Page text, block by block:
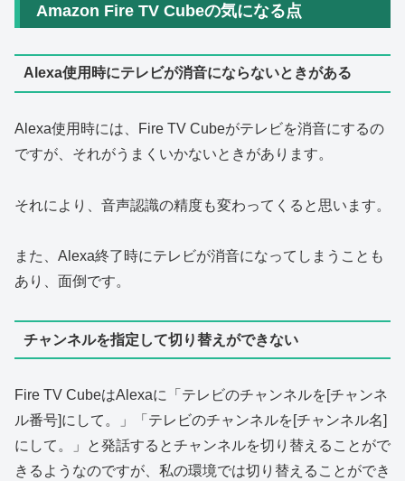
Amazon Fire TV Cubeの気になる点
Alexa使用時にテレビが消音にならないときがある
Alexa使用時には、Fire TV Cubeがテレビを消音にするの
ですが、それがうまくいかないときがあります。
それにより、音声認識の精度も変わってくると思います。
また、Alexa終了時にテレビが消音になってしまうことも
あり、面倒です。
チャンネルを指定して切り替えができない
Fire TV CubeはAlexaに「テレビのチャンネルを[チャンネ
ル番号]にして。」「テレビのチャンネルを[チャンネル名]
にして。」と発話するとチャンネルを切り替えることがで
きるようなのですが、私の環境では切り替えることができ